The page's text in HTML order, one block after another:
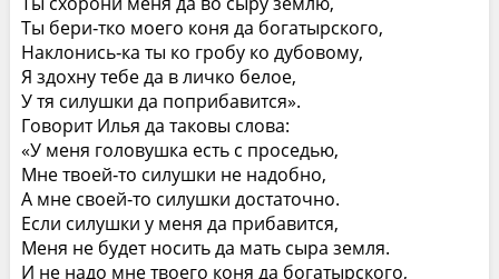
Ты бери‑тко моего коня да богатырского,
Наклонись‑ка ты ко гробу ко дубовому,
Я здохну тебе да в личко белое,
У тя силушки да поприбавится».
Говорит Илья да таковы слова:
«У меня головушка есть с проседью,
Мне твоей‑то силушки не надобно,
А мне своей‑то силушки достаточно.
Если силушки у меня да прибавится,
Меня не будет носить да мать сыра земля.
И не надо мне твоего коня да богатырского,